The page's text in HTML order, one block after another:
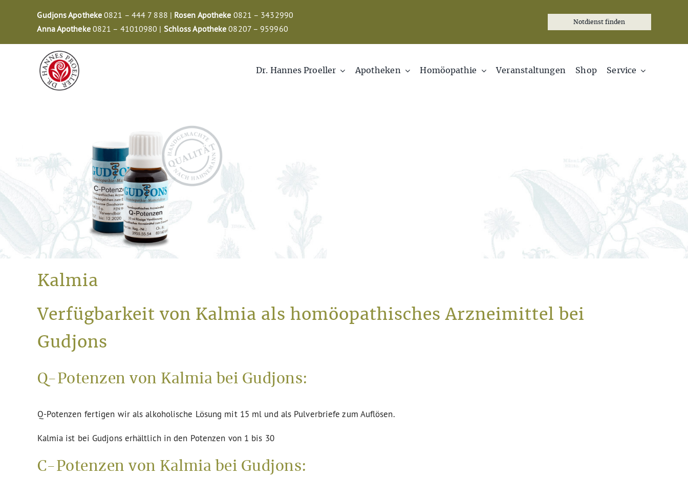
Gudjons Apotheke 0821 – 444 7 888 | Rosen Apotheke 0821 – 3432990
Anna Apotheke0821 – 41010980 | Schloss Apotheke 08207 – 959960
Notdienst finden
Dr. Hannes Proeller Apotheken Homöopathie Veranstaltungen Shop Service
Kalmia
Verfügbarkeit von Kalmia als homöopathisches Arzneimittel bei
Gudjons
Q-Potenzen von Kalmia bei Gudjons:
Q-Potenzen fertigen wir als alkoholische Lösung mit 15 ml und als Pulverbriefe zum Auflösen.
Kalmia ist bei Gudjons erhältlich in den Potenzen von 1 bis 30
C-Potenzen von Kalmia bei Gudjons: